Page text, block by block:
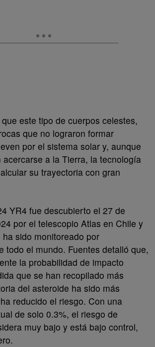
este tipo de cuerpos celestes,
que no lograron formar
por el sistema solar y, aunque
acercarse a la Tierra, la tecnología
su trayectoria con gran
YR4 fue descubierto el 27 de
por el telescopio Atlas en Chile y
sido monitoreado por
todo el mundo. Fuentes detalló que,
la probabilidad de impacto
que se han recopilado más
del asteroide ha sido más
reducido el riesgo. Con una
de solo 0.3%, el riesgo de
muy bajo y está bajo control,